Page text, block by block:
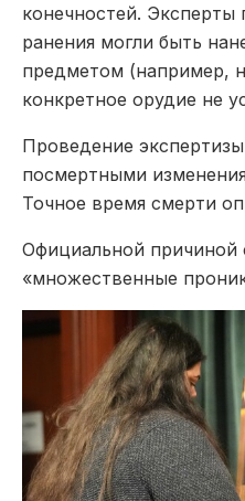
конечностей. Эксперты
ранения могли быть
предметом (например,
конкретное орудие не
Проведение
посмертными
Точное время смерти
Официальной причиной
«множественные